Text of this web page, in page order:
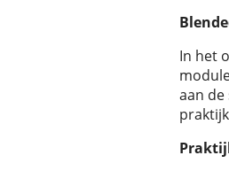
In het
aan